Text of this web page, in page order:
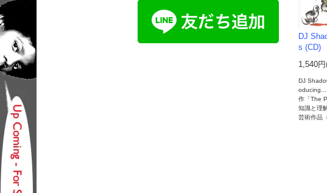
DJ
s (CD)
1,540
DJ
oducing...
作「The
知識と理
芸術作品